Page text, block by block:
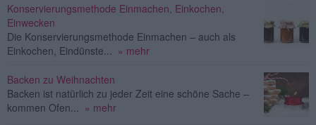
Konservierungsmethode Einmachen, Einkochen,
Einwecken
Die Konservierungsmethode Einmachen – auch als
Einkochen, Eindünste...
» mehr
Backen zu Weihnachten
Backen ist natürlich zu jeder Zeit eine schöne Sache –
kommen Ofen...
» mehr